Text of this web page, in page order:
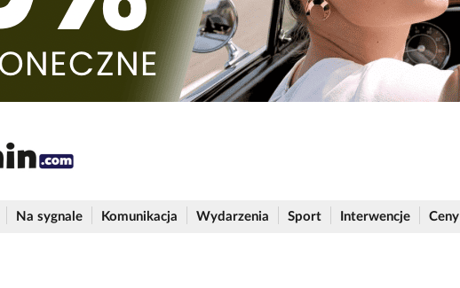
Na sygnale Komunikacja Wydarzenia Sport Interwencje